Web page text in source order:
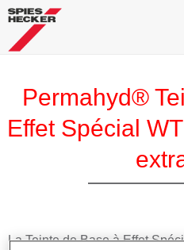
Permahyd®
Effet Spécial
La Teinte de Base à Effet